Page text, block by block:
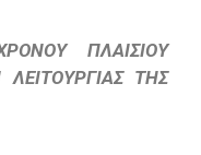
ΠΛΑΙΣΙΟΥ
ΤΗΣ